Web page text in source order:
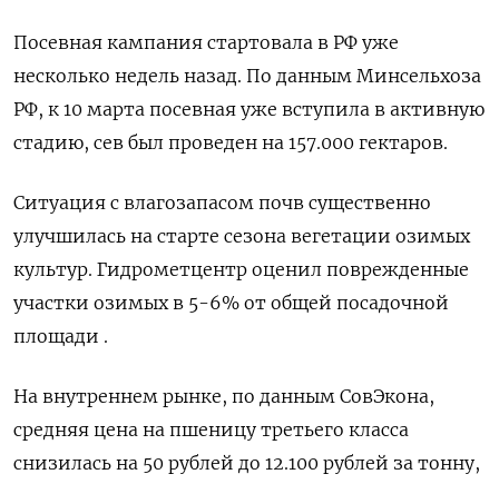
Посевная кампания стартовала в РФ уже
несколько недель назад. По данным Минсельхоза
РФ, к 10 марта посевная уже вступила в активную
стадию, сев был проведен на 157.000 гектаров.
Ситуация с влагозапасом почв существенно
улучшилась на старте сезона вегетации озимых
культур. Гидрометцентр оценил поврежденные
участки озимых в 5-6% от общей посадочной
площади .
На внутреннем рынке, по данным СовЭкона,
средняя цена на пшеницу третьего класса
снизилась на 50 рублей до 12.100 рублей за тонну,